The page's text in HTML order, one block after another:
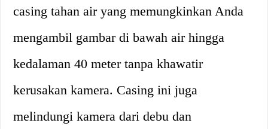
casing tahan air yang memungkinkan Anda
mengambil gambar di bawah air hingga
kedalaman 40 meter tanpa khawatir
kerusakan kamera. Casing ini juga
melindungi kamera dari debu dan